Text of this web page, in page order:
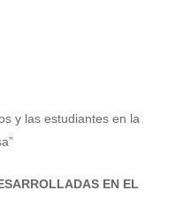
y las estudiantes en la
EN EL